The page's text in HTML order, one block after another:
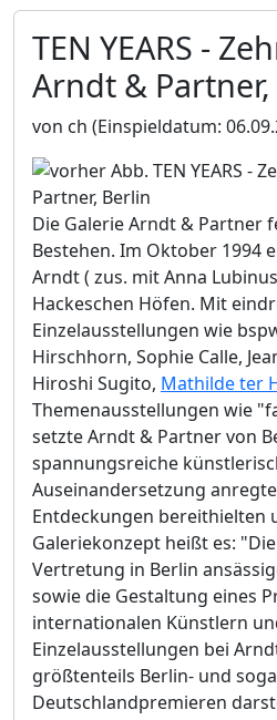
TEN YEARS -
Arndt &
von ch (Einspieldatum:
Die Galerie Arndt & Partner
Bestehen. Im Oktober 1994
Arndt ( zus. mit Anna
Hackeschen Höfen. Mit
Einzelausstellungen wie
Hirschhorn, Sophie Calle,
Hiroshi Sugito, Mathilde ter
Themenausstellungen wie
setzte Arndt & Partner von
spannungsreiche
Auseinandersetzung
Entdeckungen bereithielten
Galeriekonzept heißt es:
Vertretung in Berlin
sowie die Gestaltung eines
internationalen Künstlern
Einzelausstellungen bei
größtenteils Berlin- und
Deutschlandpremieren